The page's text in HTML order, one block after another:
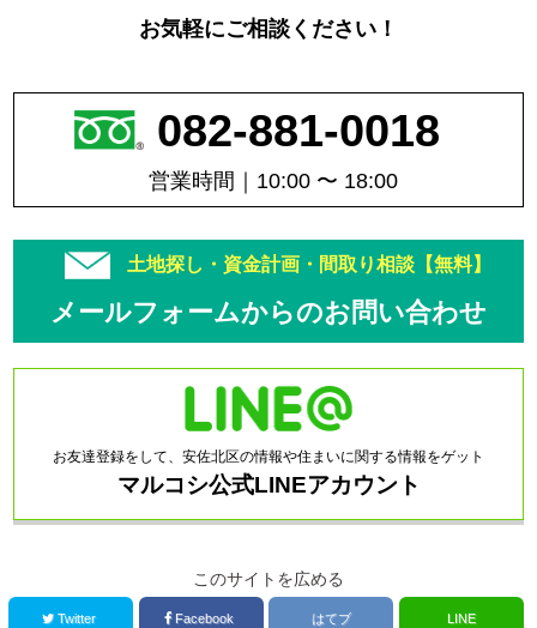
お気軽にご相談ください！
082-881-0018
営業時間｜10:00 〜 18:00
土地探し・資金計画・間取り相談【無料】
メールフォームからのお問い合わせ
お友達登録をして、安佐北区の情報や住まいに関する情報をゲット
マルコシ公式LINEアカウント
このサイトを広める
Twitter Facebook はてブ LINE